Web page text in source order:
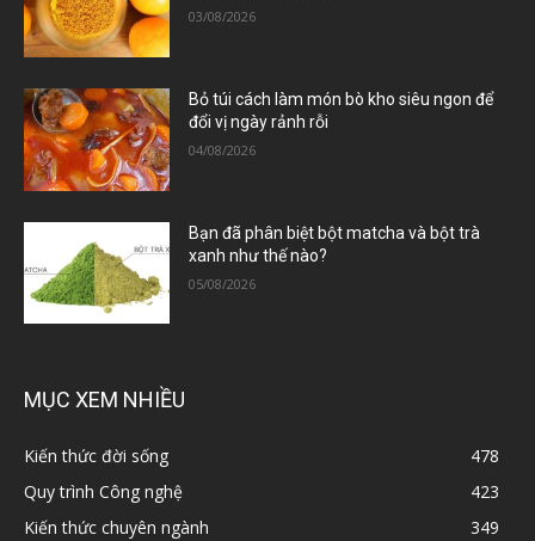
03/08/2026
Bỏ túi cách làm món bò kho siêu ngon để
đổi vị ngày rảnh rỗi
04/08/2026
Bạn đã phân biệt bột matcha và bột trà
xanh như thế nào?
05/08/2026
MỤC XEM NHIỀU
Kiến thức đời sống
478
Quy trình Công nghệ
423
Kiến thức chuyên ngành
349